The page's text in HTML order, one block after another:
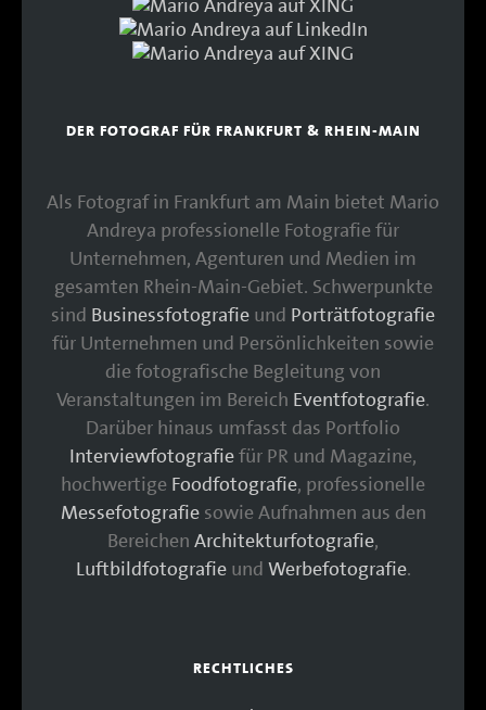
DER FOTOGRAF FÜR FRANKFURT & RHEIN-MAIN
Als Fotograf in Frankfurt am Main bietet Mario
Andreya professionelle Fotografie für
Unternehmen, Agenturen und Medien im
gesamten Rhein-Main-Gebiet. Schwerpunkte
sind Businessfotografie und Porträtfotografie
für Unternehmen und Persönlichkeiten sowie
die fotografische Begleitung von
Veranstaltungen im Bereich Eventfotografie.
Darüber hinaus umfasst das Portfolio
Interviewfotografiefür PR und Magazine,
hochwertige Foodfotografie, professionelle
Messefotografiesowie Aufnahmen aus den
Bereichen Architekturfotografie,
Luftbildfotografieund Werbefotografie.
RECHTLICHES